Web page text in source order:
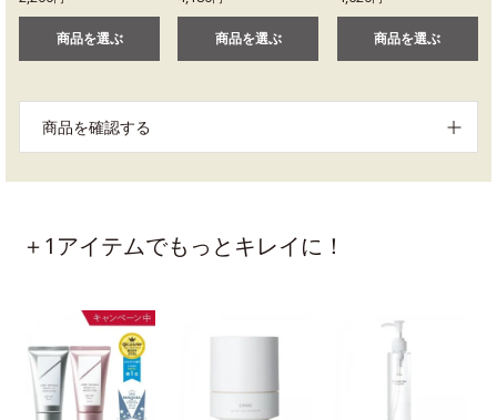
商品を選ぶ 商品を選ぶ 商品を選ぶ
商品を確認する
＋1アイテムでもっとキレイに！